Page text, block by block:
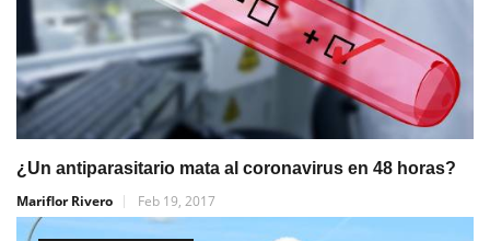
¿Un antiparasitario mata al coronavirus en 48 horas?
Mariflor Rivero
Feb 19, 2017